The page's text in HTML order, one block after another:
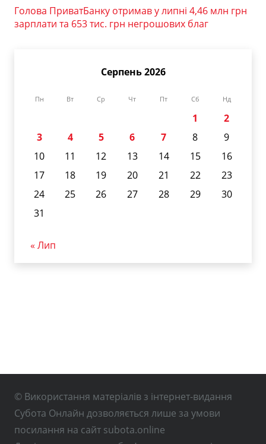
Голова ПриватБанку отримав у липні 4,46 млн грн
зарплати та 653 тис. грн негрошових благ
Серпень 2026
Пн Вт Ср Чт Пт Сб Нд
1
2
3
4 5 6 7 8
9
10
11 12 13 14 15
16
17
18 19 20 21 22
23
24
25 26 27 28 29
30
31
« Лип
© Використання матеріалів з інтернет-видання
Субота Онлайн дозволяється лише за умови
посилання на сайт subota.online